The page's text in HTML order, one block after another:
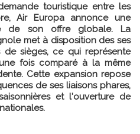
touristique entre les
Air Europa annonce une
de son offre globale. La
met à disposition des ses
de sièges, ce qui représente
fois comparé à la même
Cette expansion repose
de ses liaisons phares,
et l'ouverture de